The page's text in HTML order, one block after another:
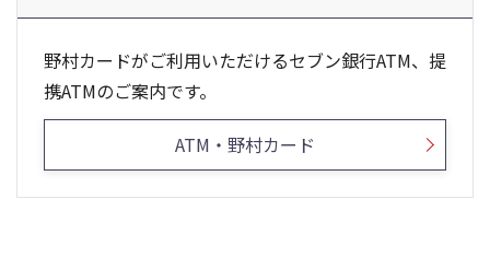
野村カードがご利用いただけるセブン銀行ATM、提
携ATMのご案内です。
ATM・野村カード